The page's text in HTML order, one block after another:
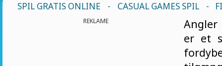
SPIL GRATIS ONLINE - CASUAL GAMES SPIL -
REKLAME
Angler
er et